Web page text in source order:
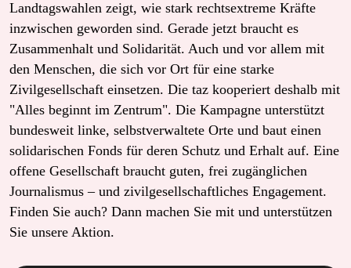
Landtagswahlen zeigt, wie stark rechtsextreme Kräfte
inzwischen geworden sind. Gerade jetzt braucht es
Zusammenhalt und Solidarität. Auch und vor allem mit
den Menschen, die sich vor Ort für eine starke
Zivilgesellschaft einsetzen. Die taz kooperiert deshalb mit
"Alles beginnt im Zentrum". Die Kampagne unterstützt
bundesweit linke, selbstverwaltete Orte und baut einen
solidarischen Fonds für deren Schutz und Erhalt auf. Eine
offene Gesellschaft braucht guten, frei zugänglichen
Journalismus – und zivilgesellschaftliches Engagement.
Finden Sie auch? Dann machen Sie mit und unterstützen
Sie unsere Aktion.